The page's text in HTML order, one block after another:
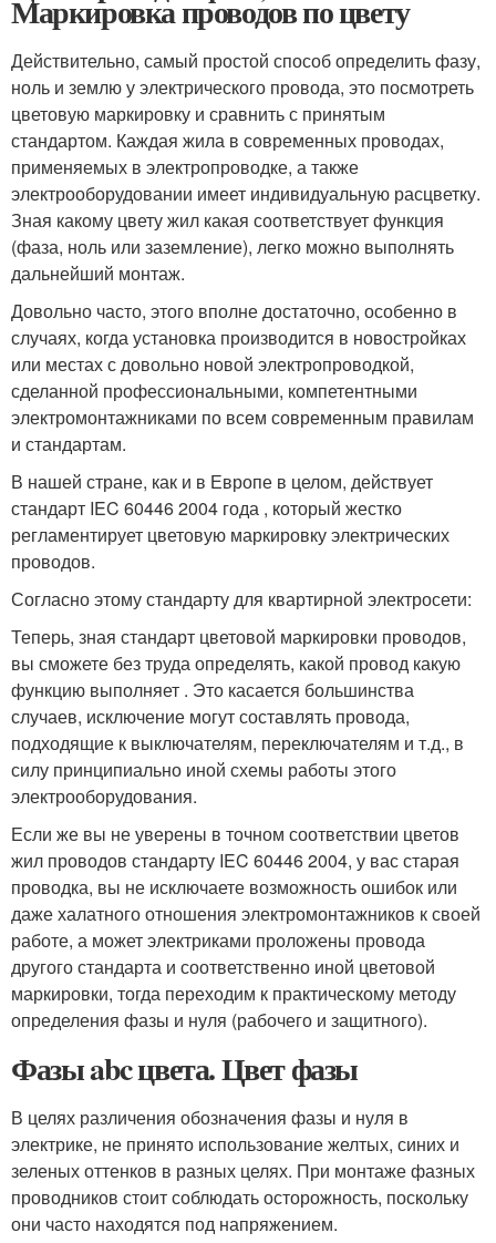
Маркировка проводов по цвету
Действительно, самый простой способ определить фазу,
ноль и землю у электрического провода, это посмотреть
цветовую маркировку и сравнить с принятым
стандартом. Каждая жила в современных проводах,
применяемых в электропроводке, а также
электрооборудовании имеет индивидуальную расцветку.
Зная какому цвету жил какая соответствует функция
(фаза, ноль или заземление), легко можно выполнять
дальнейший монтаж.
Довольно часто, этого вполне достаточно, особенно в
случаях, когда установка производится в новостройках
или местах с довольно новой электропроводкой,
сделанной профессиональными, компетентными
электромонтажниками по всем современным правилам
и стандартам.
В нашей стране, как и в Европе в целом, действует
стандарт IEC 60446 2004 года , который жестко
регламентирует цветовую маркировку электрических
проводов.
Согласно этому стандарту для квартирной электросети:
Теперь, зная стандарт цветовой маркировки проводов,
вы сможете без труда определять, какой провод какую
функцию выполняет . Это касается большинства
случаев, исключение могут составлять провода,
подходящие к выключателям, переключателям и т.д., в
силу принципиально иной схемы работы этого
электрооборудования.
Если же вы не уверены в точном соответствии цветов
жил проводов стандарту IEC 60446 2004, у вас старая
проводка, вы не исключаете возможность ошибок или
даже халатного отношения электромонтажников к своей
работе, а может электриками проложены провода
другого стандарта и соответственно иной цветовой
маркировки, тогда переходим к практическому методу
определения фазы и нуля (рабочего и защитного).
Фазы abc цвета. Цвет фазы
В целях различения обозначения фазы и нуля в
электрике, не принято использование желтых, синих и
зеленых оттенков в разных целях. При монтаже фазных
проводников стоит соблюдать осторожность, поскольку
они часто находятся под напряжением.